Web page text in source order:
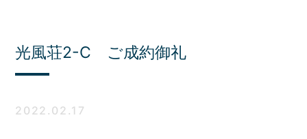
光風荘2-C ご成約御礼
2022.02.17